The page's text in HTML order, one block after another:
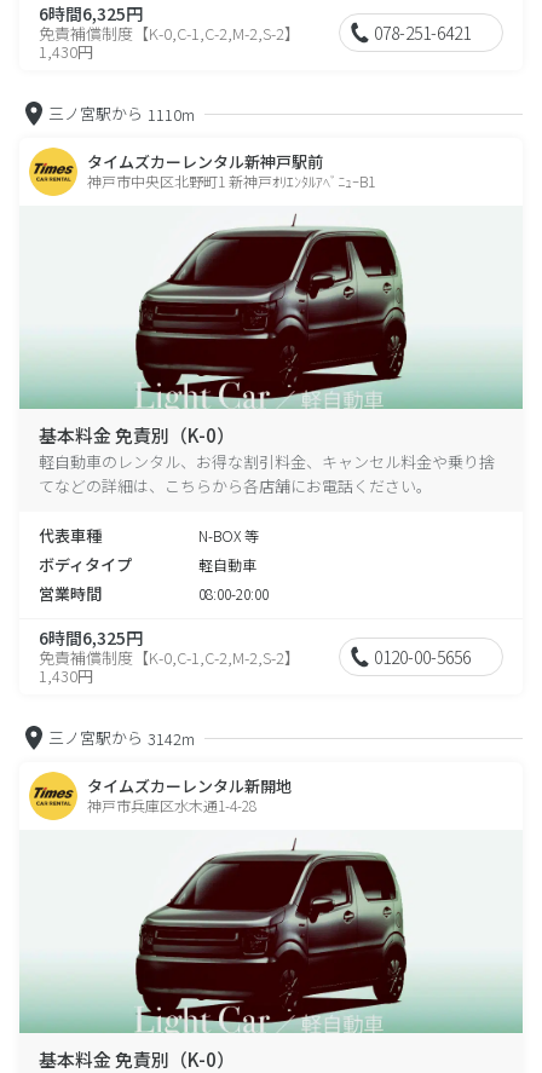
6時間6,325円
免責補償制度【K-0,C-1,C-2,M-2,S-2】
1,430円
078-251-6421
三ノ宮駅から 1110m
タイムズカーレンタル新神戸駅前
神戸市中央区北野町1 新神戸ｵﾘｴﾝﾀﾙｱﾍﾞﾆｭｰB1
基本料金 免責別（K-0）
軽自動車のレンタル、お得な割引料金、キャンセル料金や乗り捨
てなどの詳細は、こちらから各店舗にお電話ください。
代表車種 N-BOX 等
ボディタイプ 軽自動車
営業時間 08:00-20:00
6時間6,325円
免責補償制度【K-0,C-1,C-2,M-2,S-2】
1,430円
0120-00-5656
三ノ宮駅から 3142m
タイムズカーレンタル新開地
神戸市兵庫区水木通1-4-28
基本料金 免責別（K-0）